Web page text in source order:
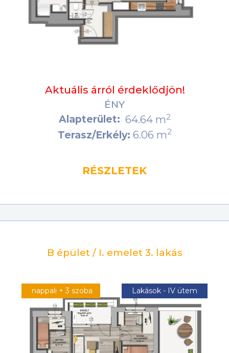
Aktuális árról érdeklődjön!
ÉNY
Alapterület: 64.64 m2
Terasz/Erkély: 6.06 m2
RÉSZLETEK
B épület / I. emelet 3. lakás
nappali + 3 szoba Lakások - IV ütem